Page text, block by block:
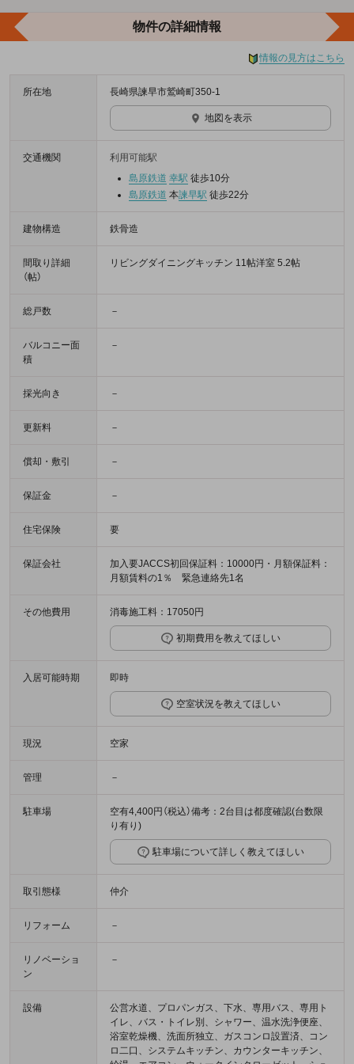
物件の詳細情報
情報の見方はこちら
所在地 長崎県諫早市鷲崎町350-1
地図を表示
交通機関
利用可能駅
島原鉄道 幸駅 徒歩10分
島原鉄道 本諫早駅 徒歩22分
建物構造 鉄骨造
間取り詳細
（帖）
リビングダイニングキッチン 11帖洋室 5.2帖
総戸数 －
バルコニー面
積
－
採光向き －
更新料 －
償却・敷引 －
保証金 －
住宅保険 要
保証会社
加入要JACCS初回保証料：10000円・月額保証料：
月額賃料の1％ 緊急連絡先1名
その他費用 消毒施工料：17050円
初期費用を教えてほしい
入居可能時期 即時
空室状況を教えてほしい
現況 空家
管理 －
駐車場
空有4,400円（税込）備考：2台目は都度確認(台数限
り有り)
駐車場について詳しく教えてほしい
取引態様 仲介
リフォーム －
リノベーショ
ン
－
設備
公営水道、プロパンガス、下水、専用バス、専用ト
イレ、バス・トイレ別、シャワー、温水洗浄便座、
浴室乾燥機、洗面所独立、ガスコンロ設置済、コン
ロ二口、システムキッチン、カウンターキッチン、